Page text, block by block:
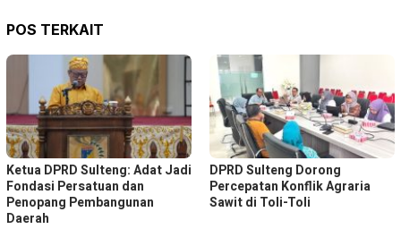
POS TERKAIT
Ketua DPRD Sulteng: Adat Jadi
Fondasi Persatuan dan
Penopang Pembangunan
Daerah
DPRD Sulteng Dorong
Percepatan Konflik Agraria
Sawit di Toli-Toli